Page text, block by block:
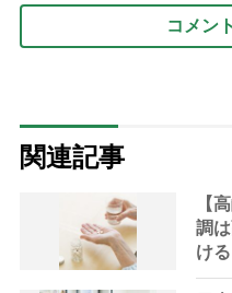
コメン
関連記事
【
調
け
解説